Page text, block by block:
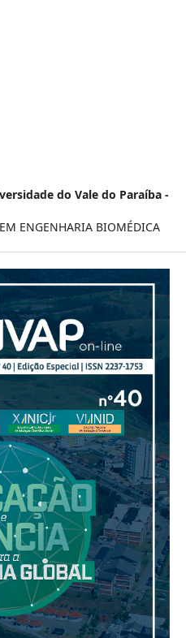
do Vale do Paraíba -
ENGENHARIA BIOMÉDICA